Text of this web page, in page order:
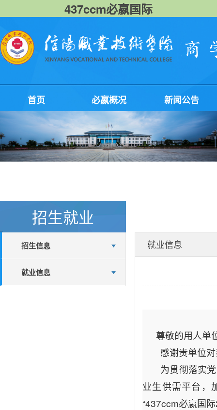
437ccm必嬴国际
首页 必嬴概况 新闻公告
招生就业
招生信息
就业信息
就业信息
尊敬的用人单
感谢贵单位
为贯彻落实
业生供需平台，
“437ccm必嬴国